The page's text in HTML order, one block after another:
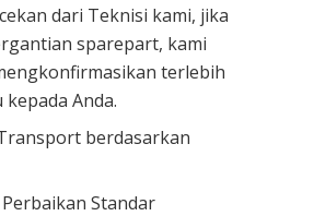
dari Teknisi kami, jika
sparepart, kami
terlebih
kepada Anda.
berdasarkan
Standar